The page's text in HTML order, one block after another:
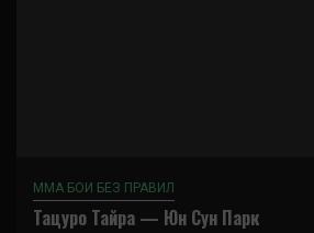
ММА БОИ БЕЗ ПРАВИЛ
Тацуро Тайра — Юн Сун Парк